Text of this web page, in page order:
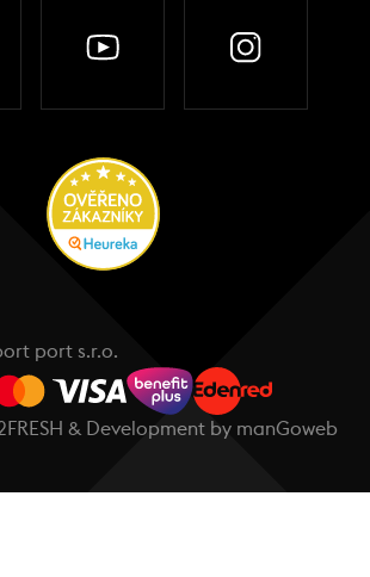
port s.r.o.
& Development by manGoweb